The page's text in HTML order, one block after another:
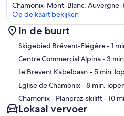
Chamonix-Mont-Blanc,
Op de kaart bekijken
In de buurt
Skigebied Brévent-Flégère- 1
Centre Commercial Alpina- 3
Le Brevent Kabelbaan- 5 min.
Eglise de Chamonix- 8 min.
Chamonix - Planpraz-skilift- 10
Lokaal vervoer